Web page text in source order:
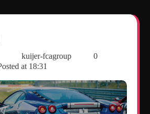
kuijer-fcagroup
0
at 18:31